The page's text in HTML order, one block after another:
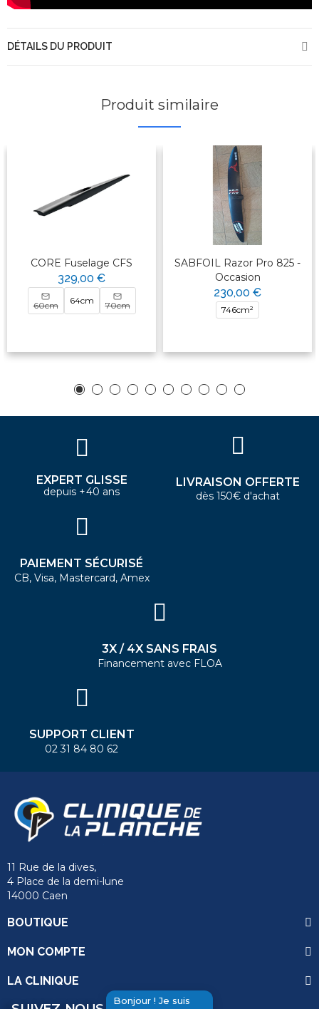
DÉTAILS DU PRODUIT
Produit similaire
CORE Fuselage CFS
329,00 €
60cm 64cm 70cm
SABFOIL Razor Pro 825 -
Occasion
230,00 €
746cm²
Bonjour ! Je suis
EXPERT GLISSE
depuis +40 ans
LIVRAISON OFFERTE
dès 150€ d'achat
PAIEMENT SÉCURISÉ
CB, Visa, Mastercard, Amex
3X / 4X SANS FRAIS
Financement avec FLOA
SUPPORT CLIENT
02 31 84 80 62
11 Rue de la dives,
4 Place de la demi-lune
14000 Caen
BOUTIQUE
MON COMPTE
LA CLINIQUE